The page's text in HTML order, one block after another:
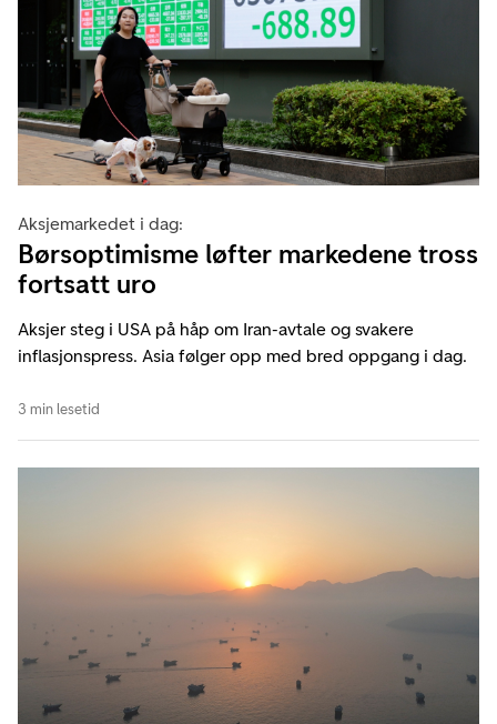
Aksjemarkedet i dag:
Børsoptimisme løfter markedene tross
fortsatt uro
Aksjer steg i USA på håp om Iran-avtale og svakere
inflasjonspress. Asia følger opp med bred oppgang i dag.
3 min lesetid